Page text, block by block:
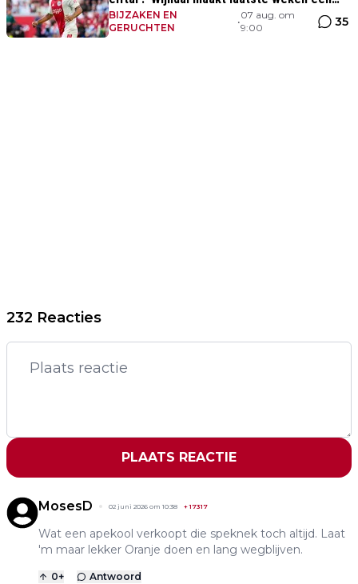
prima indruk'
BIJZAKEN EN
GERUCHTEN
•
07 aug. om
9:00
35
232 Reacties
PLAATS REACTIE
MosesD 02 juni 2026 om 10:38 +17317
Wat een apekool verkoopt die speknek toch altijd. Laat
'm maar lekker Oranje doen en lang wegblijven.
0+ Antwoord